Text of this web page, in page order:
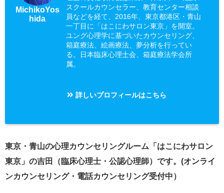
MichikoYos
hida
スクールカウンセラー、教育センター相談
員などを経て、2016年、東京都港区・青山
一丁目に「はこにわサロン東京」を開室。
ユング心理学に基づいたカウンセリング、
箱庭療法、絵画療法、夢分析を行ってい
る。日本臨床心理士会、箱庭療法学会所
属。
詳しいプロフィールはこちら
東京・青山の心理カウンセリングルーム「はこにわサロン
東京」の吉田（臨床心理士・公認心理師）です。(オンライ
ンカウンセリング・電話カウンセリング受付中）